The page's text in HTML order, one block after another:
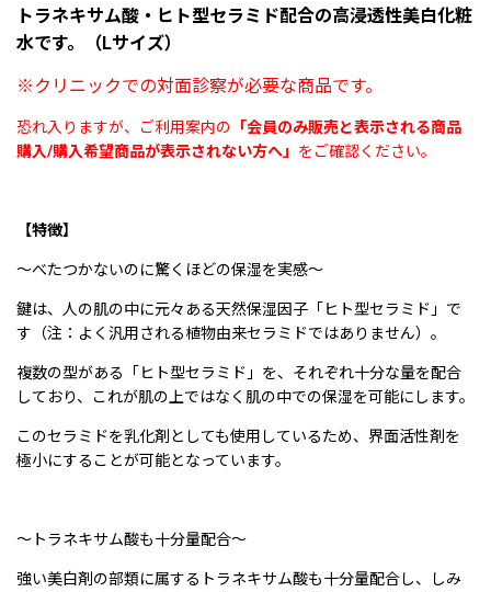
トラネキサム酸・ヒト型セラミド配合の高浸透性美白化粧
水です。（Lサイズ）
※クリニックでの対面診察が必要な商品です。
恐れ入りますが、ご利用案内の 「会員のみ販売と表示される商品
購入/購入希望商品が表示されない方へ」 をご確認ください。
【特徴】
〜べたつかないのに驚くほどの保湿を実感〜
鍵は、人の肌の中に元々ある天然保湿因子「ヒト型セラミド」で
す（注：よく汎用される植物由来セラミドではありません）。
複数の型がある「ヒト型セラミド」を、それぞれ十分な量を配合
しており、これが肌の上ではなく肌の中での保湿を可能にします。
このセラミドを乳化剤としても使用しているため、界面活性剤を
極小にすることが可能となっています。
〜トラネキサム酸も十分量配合〜
強い美白剤の部類に属するトラネキサム酸も十分量配合し、しみ